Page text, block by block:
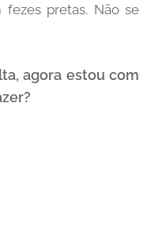
pretas. Não se
agora estou com